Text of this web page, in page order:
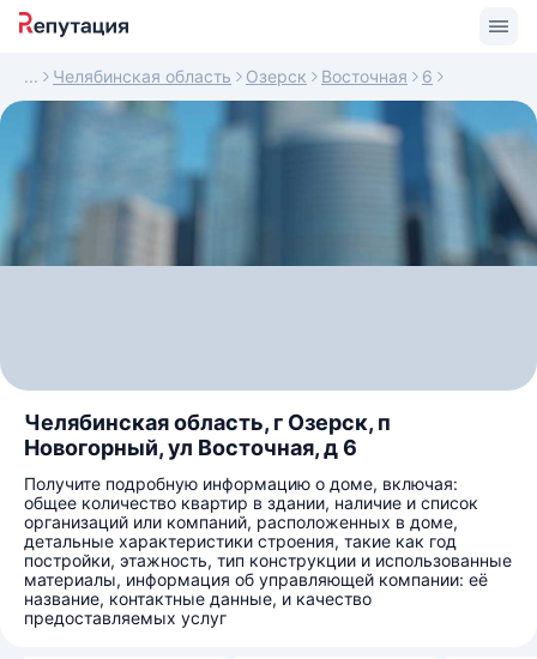
Челябинская область Озерск Восточная 6
Челябинская область, г Озерск, п
Новогорный, ул Восточная, д 6
Получите подробную информацию о доме, включая:
общее количество квартир в здании, наличие и список
организаций или компаний, расположенных в доме,
детальные характеристики строения, такие как год
постройки, этажность, тип конструкции и использованные
материалы, информация об управляющей компании: её
название, контактные данные, и качество
предоставляемых услуг